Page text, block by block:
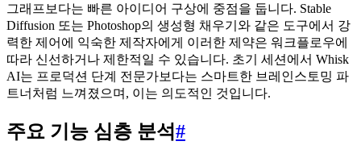
그래프보다는 빠른 아이디어 구상에 중점을 둡니다. Stable
Diffusion 또는 Photoshop의 생성형 채우기와 같은 도구에서 강
력한 제어에 익숙한 제작자에게 이러한 제약은 워크플로우에
따라 신선하거나 제한적일 수 있습니다. 초기 세션에서 Whisk
AI는 프로덕션 단계 전문가보다는 스마트한 브레인스토밍 파
트너처럼 느껴졌으며, 이는 의도적인 것입니다.
주요 기능 심층 분석#